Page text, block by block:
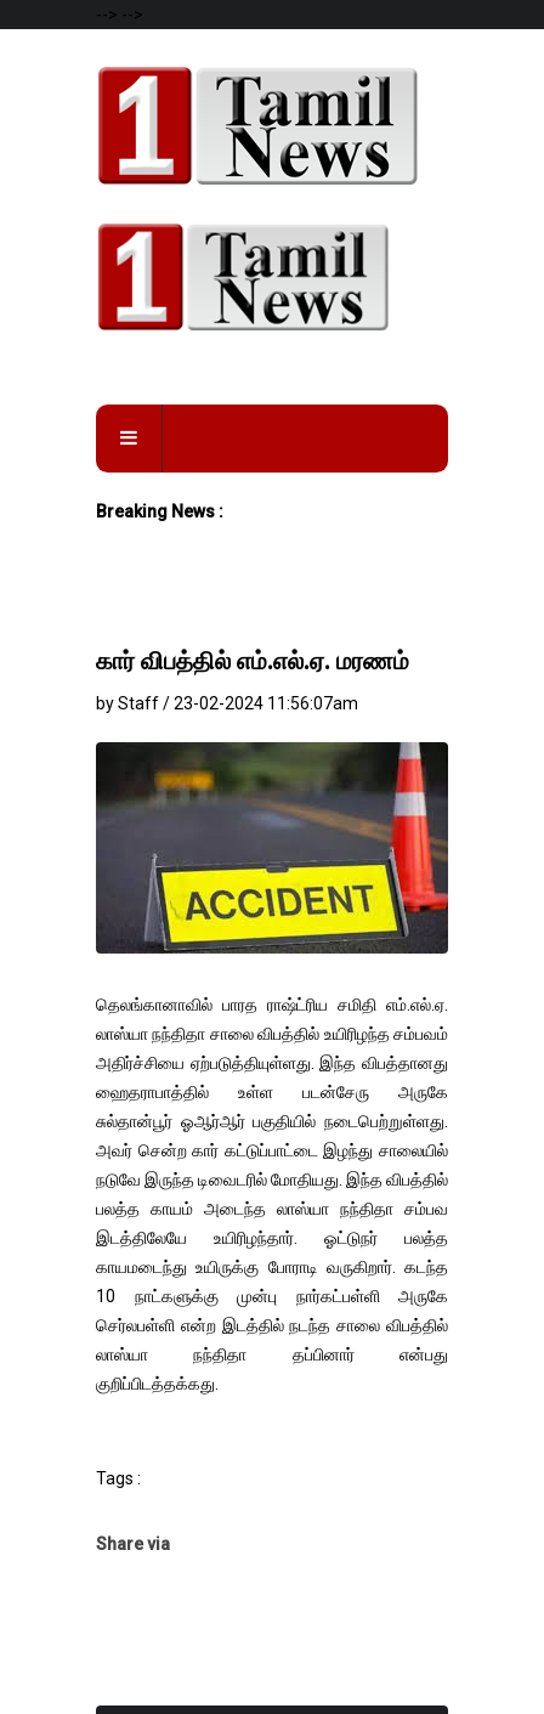
--> -->
Breaking News :
கார் விபத்தில் எம்.எல்.ஏ. மரணம்
by Staff / 23-02-2024 11:56:07am
தெலங்கானாவில் பாரத ராஷ்ட்ரிய சமிதி எம்.எல்.ஏ.
லாஸ்யா நந்திதா சாலை விபத்தில் உயிரிழந்த சம்பவம்
அதிர்ச்சியை ஏற்படுத்தியுள்ளது. இந்த விபத்தானது
ஹைதராபாத்தில் உள்ள படன்சேரு அருகே
சுல்தான்பூர் ஓஆர்ஆர் பகுதியில் நடைபெற்றுள்ளது.
அவர் சென்ற கார் கட்டுப்பாட்டை இழந்து சாலையில்
நடுவே இருந்த டிவைடரில் மோதியது. இந்த விபத்தில்
பலத்த காயம் அடைந்த லாஸ்யா நந்திதா சம்பவ
இடத்திலேயே உயிரிழந்தார். ஓட்டுநர் பலத்த
காயமடைந்து உயிருக்கு போராடி வருகிறார். கடந்த
10 நாட்களுக்கு முன்பு நார்கட்பள்ளி அருகே
செர்லபள்ளி என்ற இடத்தில் நடந்த சாலை விபத்தில்
லாஸ்யா நந்திதா தப்பினார் என்பது
குறிப்பிடத்தக்கது.
Tags :
Share via